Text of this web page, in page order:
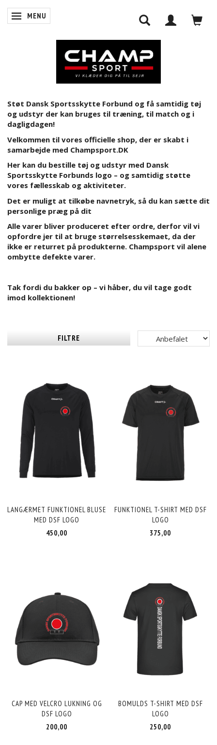
SKIFTE NAVIGATION
MENU
INDKØBSKURV
LOG IND
Støt Dansk Sportsskytte Forbund og få samtidig tøj
og udstyr der kan bruges til træning, til match og i
dagligdagen!
Velkommen til vores officielle shop, der er skabt i
samarbejde med Champsport.DK
Her kan du bestille tøj og udstyr med Dansk
Sportsskytte Forbunds logo – og samtidig støtte
vores fællesskab og aktiviteter.
Det er muligt at tilkøbe navnetryk, så du kan sætte dit
personlige præg på dit
Alle varer bliver produceret efter ordre, derfor vil vi
opfordre jer til at bruge størrelsesskemaet, da der
ikke er returret på produkterne. Champsport vil alene
ombytte defekte varer.
Tak fordi du bakker op – vi håber, du vil tage godt
imod kollektionen!
FILTRE
LANGÆRMET FUNKTIONEL BLUSE
MED DSF LOGO
450,00
FUNKTIONEL T-SHIRT MED DSF
LOGO
375,00
CAP MED VELCRO LUKNING OG
DSF LOGO
200,00
BOMULDS T-SHIRT MED DSF
LOGO
250,00